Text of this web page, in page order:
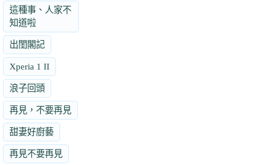
這種事、人家不
知道啦
出閨閣記
Xperia 1 II
浪子回頭
再見，不要再見
甜妻好廚藝
再見不要再見